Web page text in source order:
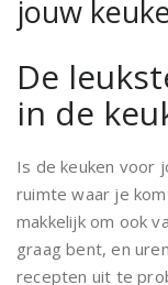
jouw
De
in de
Is de keuken voor
ruimte waar je
makkelijk om ook
graag bent, en
recepten uit te